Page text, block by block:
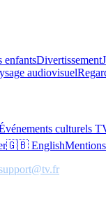
enfantsDivertissement
audiovisuel
culturels
🇬🇧 English